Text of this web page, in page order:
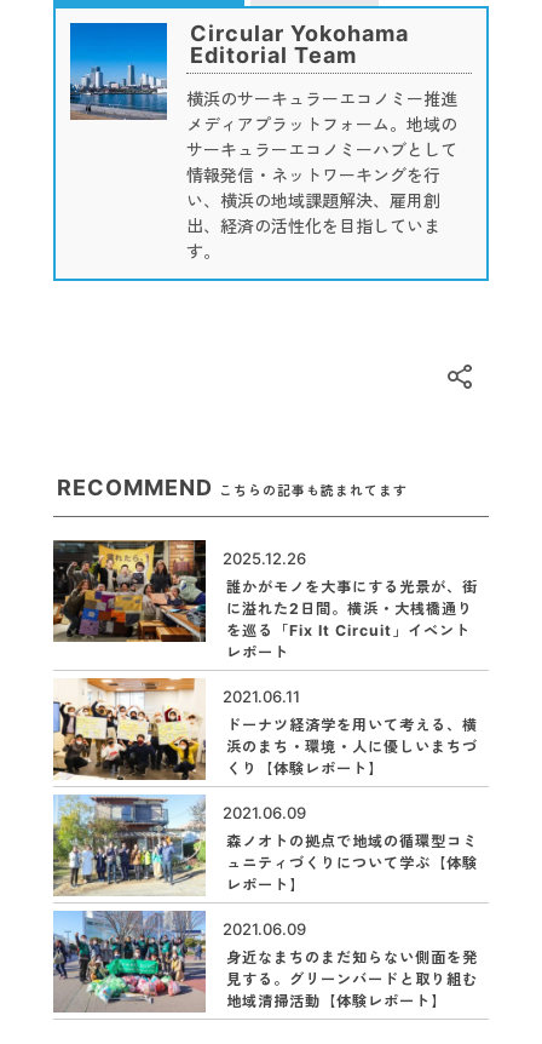
Circular Yokohama
Editorial Team
横浜のサーキュラーエコノミー推進
メディアプラットフォーム。地域の
サーキュラーエコノミーハブとして
情報発信・ネットワーキングを行
い、横浜の地域課題解決、雇用創
出、経済の活性化を目指していま
す。
RECOMMEND こちらの記事も読まれてます
2025.12.26
誰かがモノを大事にする光景が、街
に溢れた2日間。横浜・大桟橋通り
を巡る「Fix It Circuit」イベント
レポート
2021.06.11
ドーナツ経済学を用いて考える、横
浜のまち・環境・人に優しいまちづ
くり【体験レポート】
2021.06.09
森ノオトの拠点で地域の循環型コミ
ュニティづくりについて学ぶ【体験
レポート】
2021.06.09
身近なまちのまだ知らない側面を発
見する。グリーンバードと取り組む
地域清掃活動【体験レポート】